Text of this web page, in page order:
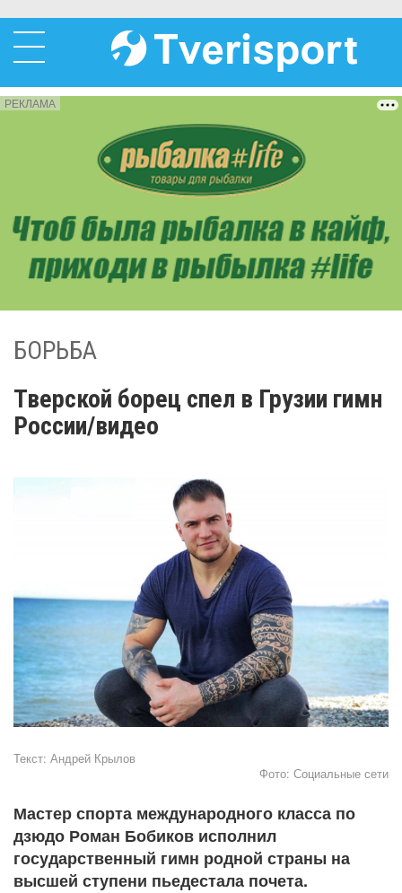
РЕКЛАМА
БОРЬБА
Тверской борец спел в Грузии гимн
России/видео
Текст: Андрей Крылов
Фото: Социальные сети
Мастер спорта международного класса по
дзюдо Роман Бобиков исполнил
государственный гимн родной страны на
высшей ступени пьедестала почета.